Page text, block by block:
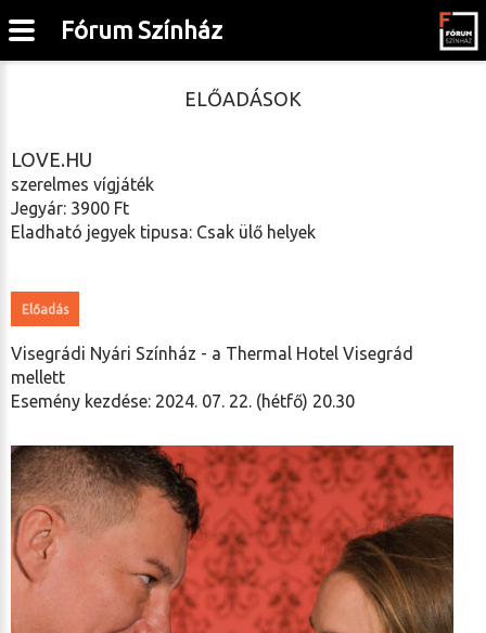
ELŐADÁSOK
LOVE.HU
szerelmes vígjáték
Jegyár: 3900 Ft
Eladható jegyek tipusa: Csak ülő helyek
Előadás
Visegrádi Nyári Színház - a Thermal Hotel Visegrád
mellett
Esemény kezdése: 2024. 07. 22. (hétfő) 20.30
Fórum Színház